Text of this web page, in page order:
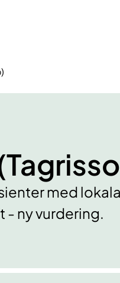
med
ny vurdering.